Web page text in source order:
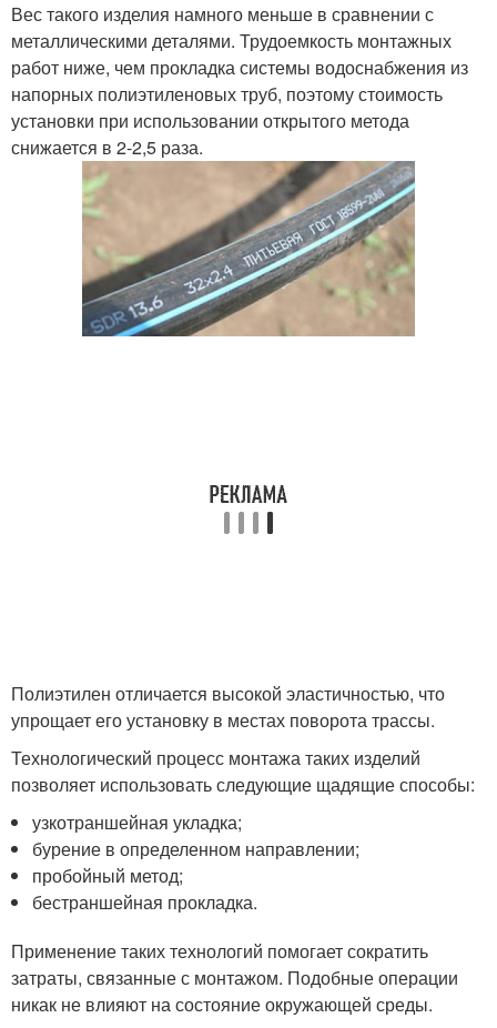
Вес такого изделия намного меньше в сравнении с
металлическими деталями. Трудоемкость монтажных
работ ниже, чем прокладка системы водоснабжения из
напорных полиэтиленовых труб, поэтому стоимость
установки при использовании открытого метода
снижается в 2-2,5 раза.
Полиэтилен отличается высокой эластичностью, что
упрощает его установку в местах поворота трассы.
Технологический процесс монтажа таких изделий
позволяет использовать следующие щадящие способы:
узкотраншейная укладка;
бурение в определенном направлении;
пробойный метод;
бестраншейная прокладка.
Применение таких технологий помогает сократить
затраты, связанные с монтажом. Подобные операции
никак не влияют на состояние окружающей среды.